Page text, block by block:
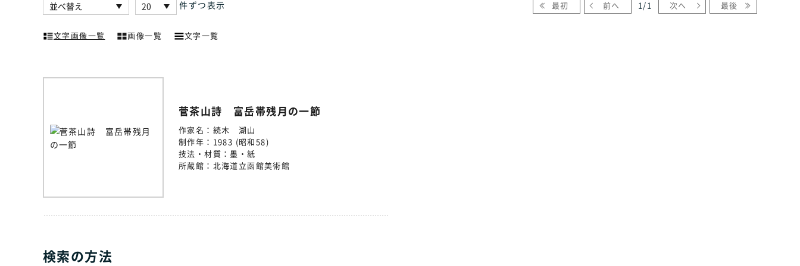
件ずつ表示 最初 前へ 1/1 次へ 最後
文字画像一覧 画像一覧 文字一覧
菅茶山詩 富岳帯残月の一節
作家名： 続木 湖山
制作年： 1983 (昭和58)
技法・材質： 墨・紙
所蔵館： 北海道立函館美術館
検索の方法